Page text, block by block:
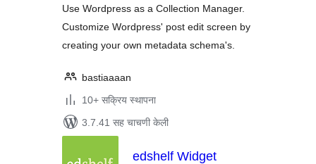
Use Wordpress as a Collection Manager.
Customize Wordpress' post edit screen by
creating your own metadata schema's.
bastiaaaan
10+ सक्रिय स्थापना
3.7.41 सह चाचणी केली
edshelf Widget